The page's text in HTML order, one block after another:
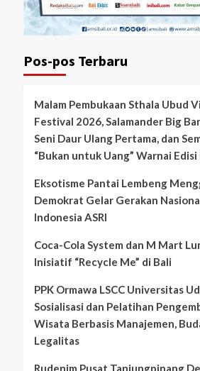
Pos-pos Terbaru
Malam Pembukaan Sthala Ubud
Festival 2026, Salamander Big
Seni Daur Ulang Pertama, dan
“Bukan untuk Uang” Warnai
Eksotisme Pantai Lembeng
Demokrat Gelar Gerakan
Indonesia ASRI
Coca-Cola System dan M Mart
Inisiatif “Recycle Me” di Bali
PPK Ormawa LSCC Universitas
Sosialisasi dan Pelatihan
Wisata Berbasis Manajemen,
Legalitas
Rudenim Pusat Tanjungpinang